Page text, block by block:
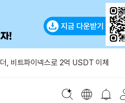
7월 원유 수입, 6월 급감 뒤 반등
, 비트파이넥스로 2억 USDT 이체
본 증권사 없이 투자 가능